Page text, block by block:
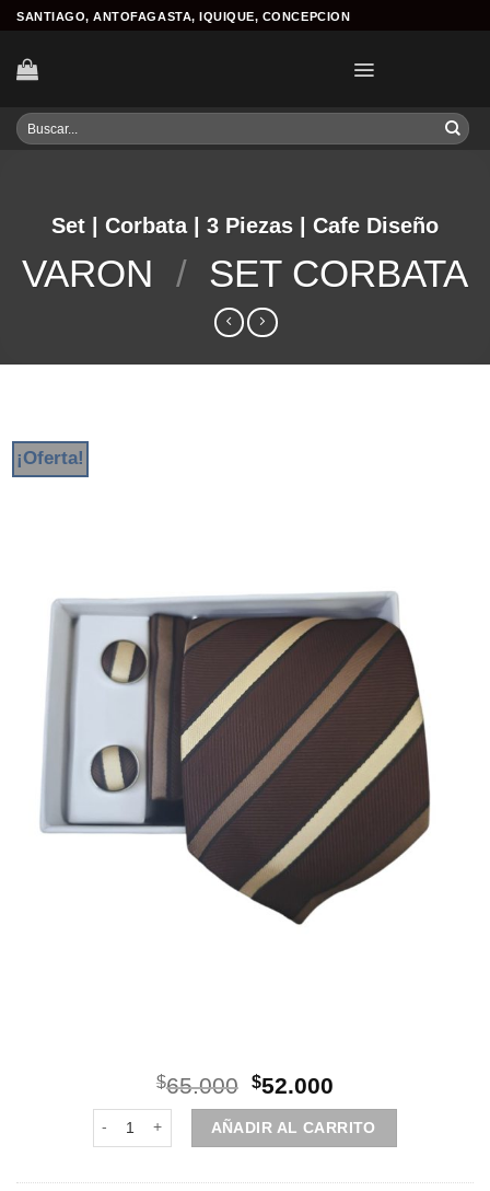
Skip
content
SANTIAGO, ANTOFAGASTA, IQUIQUE, CONCEPCION
Buscar
por:
Set | Corbata | 3 Piezas | Cafe Diseño
VARON / SET CORBATA
¡Oferta!
$65.000 El
precio
original
era:
$65.000.
$52.000
precio
actual
es:
$52.000.
Set | Corbata | 3 Piezas | Cafe Diseño cantidad
AÑADIR AL CARRITO